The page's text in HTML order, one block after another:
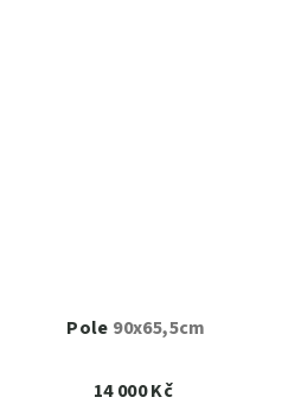
Pole 90x65,5cm
14 000 Kč